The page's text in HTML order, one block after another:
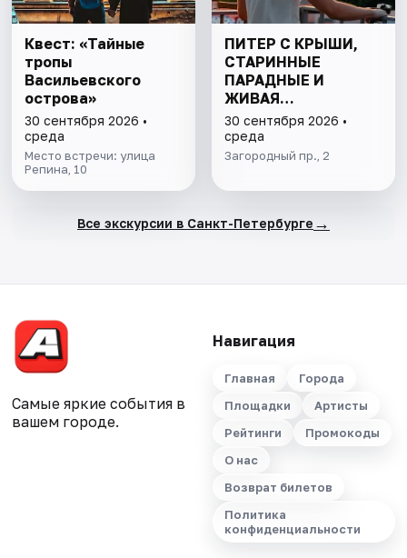
Квест: «Тайные
тропы
Васильевского
острова»
30 сентября 2026 •
среда
Место встречи: улица
Репина, 10
ПИТЕР С КРЫШИ,
СТАРИННЫЕ
ПАРАДНЫЕ И
ЖИВАЯ
КОММУНАЛКА
ДОВЛАТОВА
30 сентября 2026 •
среда
Загородный пр., 2
Все экскурсии в Санкт-Петербурге →
Самые яркие события в
вашем городе.
Навигация
Главная
Города
Площадки
Артисты
Рейтинги
Промокоды
О нас
Возврат билетов
Политика
конфиденциальности